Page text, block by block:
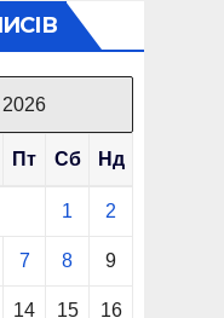
Пт Сб Нд
1 2
7 8 9
14 15 16